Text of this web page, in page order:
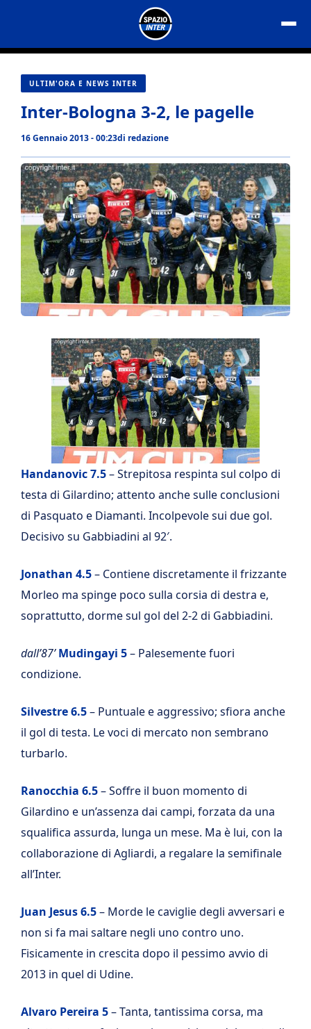
contenuto
ULTIM'ORA E NEWS INTER
Inter-Bologna 3-2, le pagelle
16 Gennaio 2013 - 00:23di redazione
Handanovic 7.5– Strepitosa respinta sul colpo di
testa di Gilardino; attento anche sulle conclusioni
di Pasquato e Diamanti. Incolpevole sui due gol.
Decisivo su Gabbiadini al 92′.
Jonathan 4.5– Contiene discretamente il frizzante
Morleo ma spinge poco sulla corsia di destra e,
soprattutto, dorme sul gol del 2-2 di Gabbiadini.
dall’87’Mudingayi 5– Palesemente fuori
condizione.
Silvestre 6.5– Puntuale e aggressivo; sfiora anche
il gol di testa. Le voci di mercato non sembrano
turbarlo.
Ranocchia 6.5– Soffre il buon momento di
Gilardino e un’assenza dai campi, forzata da una
squalifica assurda, lunga un mese. Ma è lui, con la
collaborazione di Agliardi, a regalare la semifinale
all’Inter.
Juan Jesus 6.5– Morde le caviglie degli avversari e
non si fa mai saltare negli uno contro uno.
Fisicamente in crescita dopo il pessimo avvio di
2013 in quel di Udine.
Alvaro Pereira 5– Tanta, tantissima corsa, ma